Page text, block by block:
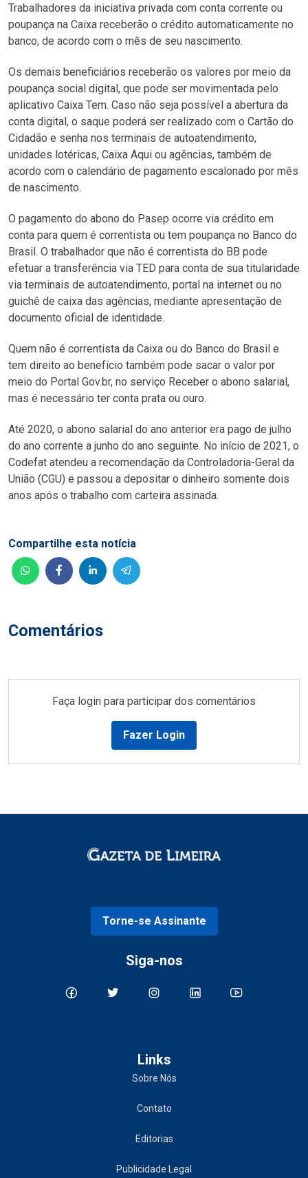
Trabalhadores da iniciativa privada com conta corrente ou
poupança na Caixa receberão o crédito automaticamente no
banco, de acordo com o mês de seu nascimento.
Os demais beneficiários receberão os valores por meio da
poupança social digital, que pode ser movimentada pelo
aplicativo Caixa Tem. Caso não seja possível a abertura da
conta digital, o saque poderá ser realizado com o Cartão do
Cidadão e senha nos terminais de autoatendimento,
unidades lotéricas, Caixa Aqui ou agências, também de
acordo com o calendário de pagamento escalonado por mês
de nascimento.
O pagamento do abono do Pasep ocorre via crédito em
conta para quem é correntista ou tem poupança no Banco do
Brasil. O trabalhador que não é correntista do BB pode
efetuar a transferência via TED para conta de sua titularidade
via terminais de autoatendimento, portal na internet ou no
guichê de caixa das agências, mediante apresentação de
documento oficial de identidade.
Quem não é correntista da Caixa ou do Banco do Brasil e
tem direito ao benefício também pode sacar o valor por
meio do Portal Gov.br, no serviço Receber o abono salarial,
mas é necessário ter conta prata ou ouro.
Até 2020, o abono salarial do ano anterior era pago de julho
do ano corrente a junho do ano seguinte. No início de 2021, o
Codefat atendeu a recomendação da Controladoria-Geral da
União (CGU) e passou a depositar o dinheiro somente dois
anos após o trabalho com carteira assinada.
Comentários
Compartilhe esta notícia
Faça login para participar dos comentários
Fazer Login
Torne-se Assinante
Siga-nos
Links
Sobre Nós
Contato
Editorias
Publicidade Legal